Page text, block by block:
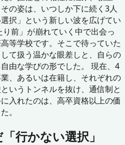
の姿は、いつしか下に続く3人
択」という新しい波を広げてい
前」が崩れていく中で出会っ
等学校です。そこで待っていた
て扱う温かな眼差しと、自らの
由な学びの形でした。 現在、4
、あるいは在籍し、それぞれの
いうトンネルを抜け、通信制と
入れたのは、高卒資格以上の価
。
行かない選択」